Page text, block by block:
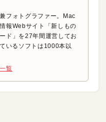
フォトグラファー。Mac
報Webサイト「新しもの
ド」を27年間運営してお
いるソフトは1000本以
覧